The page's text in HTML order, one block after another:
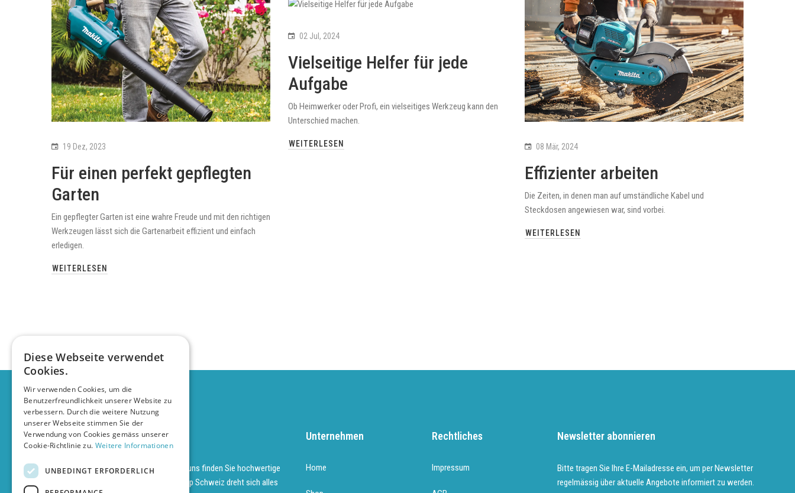
19 Dez, 2023
Für einen perfekt gepflegten
Garten
Ein gepflegter Garten ist eine wahre Freude und mit den richtigen
Werkzeugen lässt sich die Gartenarbeit effizient und einfach
erledigen.
WEITERLESEN
02 Jul, 2024
Vielseitige Helfer für jede
Aufgabe
Ob Heimwerker oder Profi, ein vielseitiges Werkzeug kann den
Unterschied machen.
WEITERLESEN 08 Mär, 2024
Effizienter arbeiten
Die Zeiten, in denen man auf umständliche Kabel und
Steckdosen angewiesen war, sind vorbei.
WEITERLESEN
Ihr Makita Werkzeugshop in der Schweiz – Bei uns finden Sie hochwertige
Elektrowerkzeuge und Zubehör. Im Makita-Shop Schweiz dreht sich alles
Unternehmen
Home
Rechtliches
Impressum
Newsletter abonnieren
Bitte tragen Sie Ihre E-Mailadresse ein, um per Newsletter
regelmässig über aktuelle Angebote informiert zu werden.
Diese Webseite verwendet
Cookies.
Wir verwenden Cookies, um die
Benutzerfreundlichkeit unserer Website zu
verbessern. Durch die weitere Nutzung
unserer Webseite stimmen Sie der
Verwendung von Cookies gemäss unserer
Cookie-Richtlinie zu. Weitere Informationen
UNBEDINGT ERFORDERLICH